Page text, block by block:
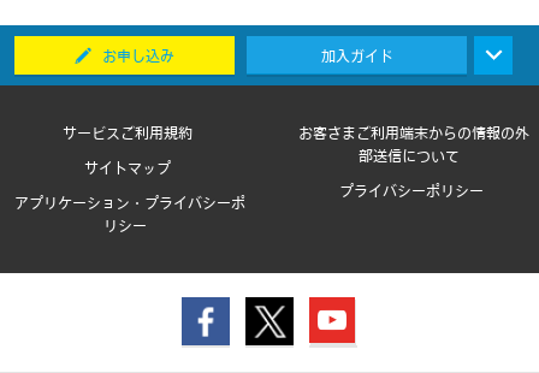
お申し込み 加入ガイド
サービスご利用規約
お客さまご利用端末からの情報の外
部送信について
サイトマップ
プライバシーポリシー
アプリケーション・プライバシーポ
リシー